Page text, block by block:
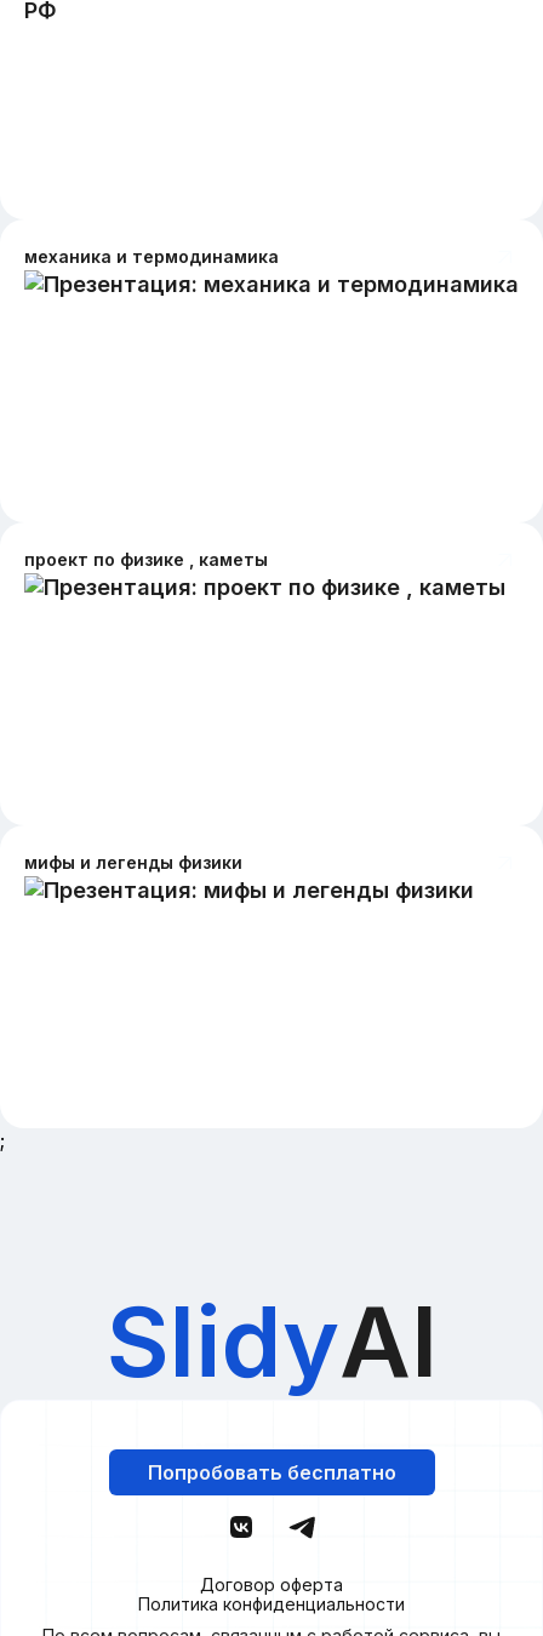
механика и термодинамика
проект по физике , каметы
мифы и легенды физики
;
SlidyAI
Попробовать бесплатно
Договор оферта
Политика конфиденциальности